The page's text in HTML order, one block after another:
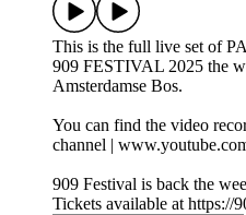
This is the full live set of
909 FESTIVAL 2025 the
Amsterdamse Bos.
You can find the video
channel |
909 Festival is back the
Tickets available at https://